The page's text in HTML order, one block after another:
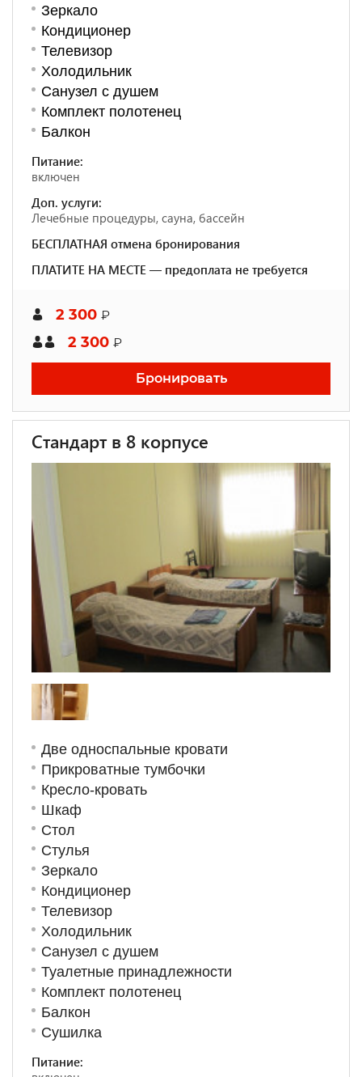
Зеркало
Кондиционер
Телевизор
Холодильник
Санузел с душем
Комплект полотенец
Балкон
Питание:
включен
Доп. услуги:
Лечебные процедуры, сауна, бассейн
БЕСПЛАТНАЯ отмена бронирования
ПЛАТИТЕ НА МЕСТЕ — предоплата не требуется
2 300 ₽
2 300 ₽
Бронировать
Стандарт в 8 корпусе
Две односпальные кровати
Прикроватные тумбочки
Кресло-кровать
Шкаф
Стол
Стулья
Зеркало
Кондиционер
Телевизор
Холодильник
Санузел с душем
Туалетные принадлежности
Комплект полотенец
Балкон
Сушилка
Питание: